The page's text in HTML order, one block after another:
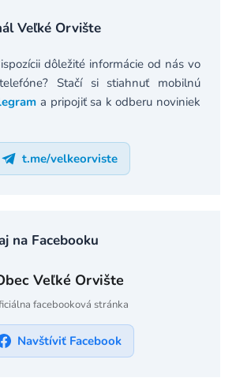
Veľké Orvište
dôležité informácie od nás vo
Stačí si stiahnuť mobilnú
a pripojiť sa k odberu noviniek
t.me/velkeorviste
na Facebooku
Veľké Orvište
facebooková stránka
Navštíviť Facebook